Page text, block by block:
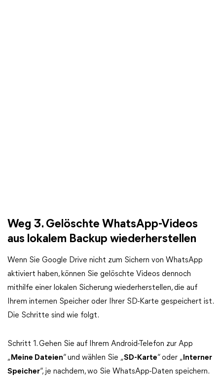
Weg 3. Gelöschte WhatsApp-Videos
aus lokalem Backup wiederherstellen
Wenn Sie Google Drive nicht zum Sichern von WhatsApp
aktiviert haben, können Sie gelöschte Videos dennoch
mithilfe einer lokalen Sicherung wiederherstellen, die auf
Ihrem internen Speicher oder Ihrer SD-Karte gespeichert ist.
Die Schritte sind wie folgt.
Schritt 1. Gehen Sie auf Ihrem Android-Telefon zur App
„ Meine Dateien“ und wählen Sie „SD-Karte“ oder „ Interner
Speicher“, je nachdem, wo Sie WhatsApp-Daten speichern.